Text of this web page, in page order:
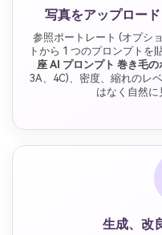
写真をアップロー
参照ポートレート (オプシ
トから 1 つのプロンプトを
座 AI プロンプト 巻き毛の
3A、4C)、密度、縮れのレ
はなく自然に
生成、改